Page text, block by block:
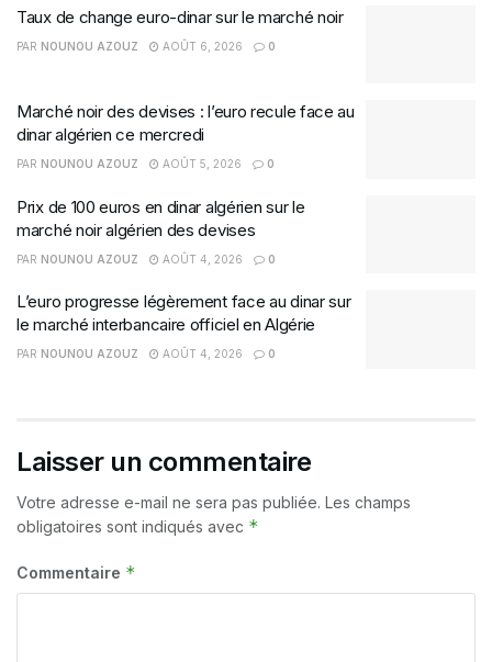
Taux de change euro-dinar sur le marché noir
PAR NOUNOU AZOUZ AOÛT 6, 2026 0
Marché noir des devises : l’euro recule face au
dinar algérien ce mercredi
PAR NOUNOU AZOUZ AOÛT 5, 2026 0
Prix de 100 euros en dinar algérien sur le
marché noir algérien des devises
PAR NOUNOU AZOUZ AOÛT 4, 2026 0
L’euro progresse légèrement face au dinar sur
le marché interbancaire officiel en Algérie
PAR NOUNOU AZOUZ AOÛT 4, 2026 0
Laisser un commentaire
Votre adresse e-mail ne sera pas publiée. Les champs
obligatoires sont indiqués avec *
Commentaire *